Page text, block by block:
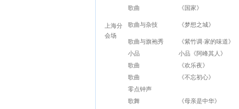
歌曲
《国家》
上海分
会场
歌曲与杂技 《梦想之城》
歌曲与旗袍秀
《紫竹调·家的味道》
小品 小品《阿峰其人》
歌曲
《欢乐夜》
歌曲
《不忘初心》
零点钟声
歌舞
《母亲是中华》